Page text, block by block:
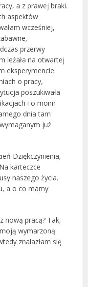
a z prawej braki.
aspektów
wcześniej,
przerwy
leżała na otwartej
eksperymencie.
o pracy,
poszukiwała
i o moim
dnia tam
już
Dziękczynienia,
karteczce
naszego życia.
a o co mamy
nową pracą? Tak,
wymarzoną
znalazłam się